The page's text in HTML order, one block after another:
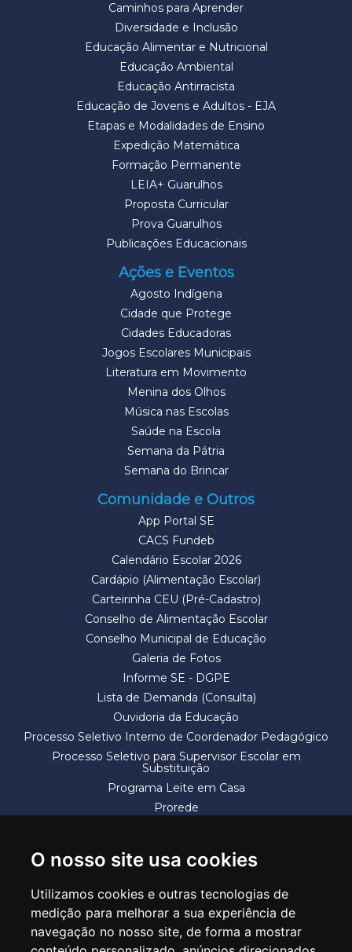
O nosso site usa cookies
Utilizamos cookies e outras tecnologias de
medição para melhorar a sua experiência de
navegação no nosso site, de forma a mostrar
Caminhos para Aprender
Diversidade e Inclusão
Educação Alimentar e Nutricional
Educação Ambiental
Educação Antirracista
Educação de Jovens e Adultos - EJA
Etapas e Modalidades de Ensino
Expedição Matemática
Formação Permanente
LEIA+ Guarulhos
Proposta Curricular
Prova Guarulhos
Publicações Educacionais
Ações e Eventos
Agosto Indígena
Cidade que Protege
Cidades Educadoras
Jogos Escolares Municipais
Literatura em Movimento
Menina dos Olhos
Música nas Escolas
Saúde na Escola
Semana da Pátria
Semana do Brincar
Comunidade e Outros
App Portal SE
CACS Fundeb
Calendário Escolar 2026
Cardápio (Alimentação Escolar)
Carteirinha CEU (Pré-Cadastro)
Conselho de Alimentação Escolar
Conselho Municipal de Educação
Galeria de Fotos
Informe SE - DGPE
Lista de Demanda (Consulta)
Ouvidoria da Educação
Processo Seletivo Interno de Coordenador Pedagógico
Processo Seletivo para Supervisor Escolar em
Substituição
Programa Leite em Casa
Prorede